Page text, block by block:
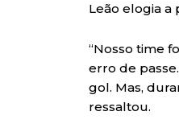
Leão elogia
“Nosso time
erro de
gol. Mas,
ressaltou.